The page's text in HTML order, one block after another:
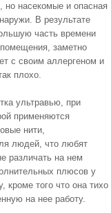
но насекомые и опасная
В результате
часть времени
заметно
с своим аллергеном и
плохо.
ультравью, при
применяются
нити,
людей, что любят
различать на нем
плюсов у
кроме того что она тихо
на нее работу.